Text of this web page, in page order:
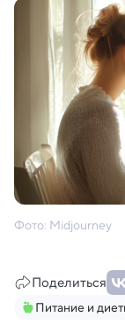
Фото: Midjourney
Поделиться
Питание и